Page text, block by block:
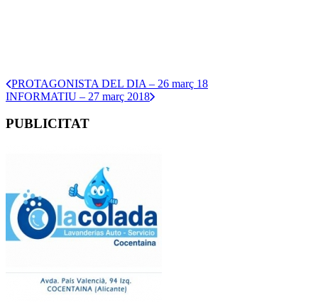
PROTAGONISTA DEL DIA – 26 març 18
INFORMATIU – 27 març 2018
PUBLICITAT